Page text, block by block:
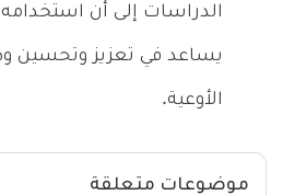
الدراسات إلى أن
يساعد في تعزيز وتحسين
الأوعية.
موضوعات متعلقة